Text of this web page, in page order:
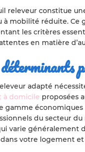
releveur constitue
à mobilité réduite. Ce
les critères
en matière
adapté
à domicile proposées
gamme
du secteur
varie généralement
dans votre logement